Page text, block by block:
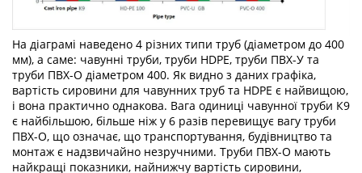
На діаграмі наведено 4 різних типи труб (діаметром до 400
мм), а саме: чавунні труби, труби HDPE, труби ПВХ-У та
труби ПВХ-О діаметром 400. Як видно з даних графіка,
вартість сировини для чавунних труб та HDPE є найвищою,
і вона практично однакова. Вага одиниці чавунної труби К9
є найбільшою, більше ніж у 6 разів перевищує вагу труби
ПВХ-О, що означає, що транспортування, будівництво та
монтаж є надзвичайно незручними. Труби ПВХ-О мають
найкращі показники, найнижчу вартість сировини,